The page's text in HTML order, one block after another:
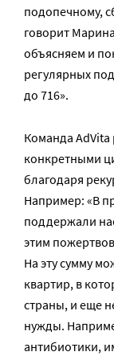
подопечному,
говорит
объясняем и
регулярных
до 716».
Команда AdVita
конкретными
благодаря
Например: «В
поддержали
этим
На эту сумму
квартир, в
страны, и еще
нужды.
антибиотики,